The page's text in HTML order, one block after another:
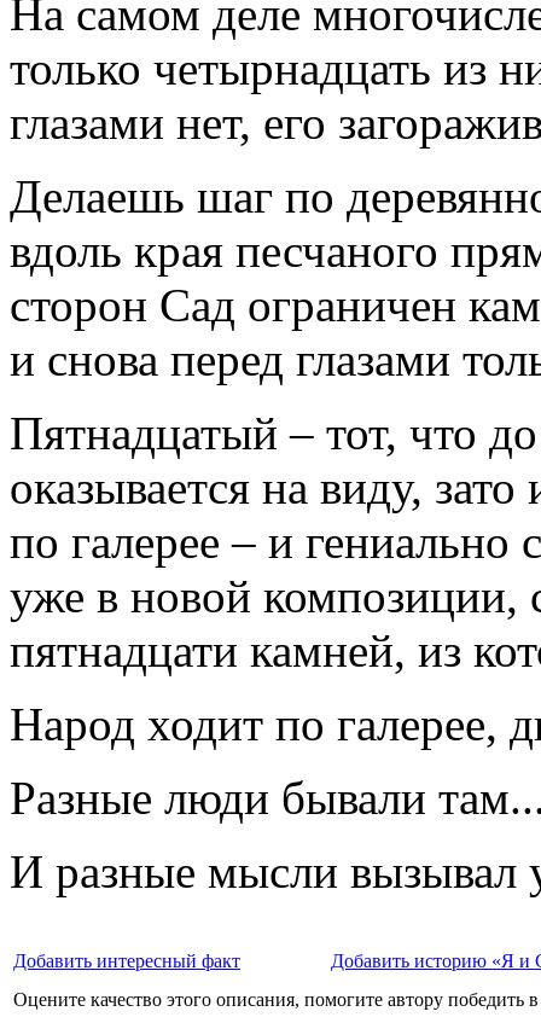
На самом деле
только четырнадцать из
глазами нет, его
Делаешь шаг по
вдоль края песчаного
сторон Сад ограничен
и снова перед глазами
Пятнадцатый – тот, что
оказывается на виду,
по галерее – и гениально
уже в новой композиции,
пятнадцати камней, из
Народ ходит по галерее,
Разные люди бывали
И разные мысли
Добавить интересный факт
Добавить историю «Я и
Оцените качество этого описания, помогите автору победить